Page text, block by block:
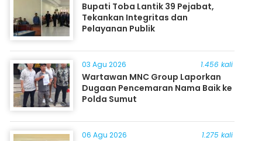
Bupati Toba Lantik 39 Pejabat,
Tekankan Integritas dan
Pelayanan Publik
03 Agu 2026 1.456 kali
Wartawan MNC Group Laporkan
Dugaan Pencemaran Nama Baik ke
Polda Sumut
06 Agu 2026 1.275 kali